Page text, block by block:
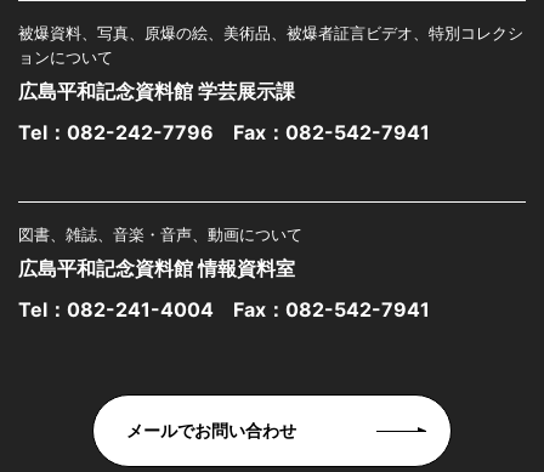
被爆資料、写真、原爆の絵、美術品、被爆者証言ビデオ、特別コレクシ
ョンについて
広島平和記念資料館 学芸展示課
Tel： 082-242-7796 Fax：082-542-7941
図書、雑誌、音楽・音声、動画について
広島平和記念資料館 情報資料室
Tel： 082-241-4004 Fax：082-542-7941
メールでお問い合わせ